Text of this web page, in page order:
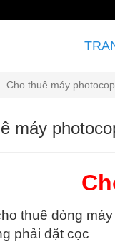
Cho thuê máy
máy
thuê dòng
phải đặt cọc